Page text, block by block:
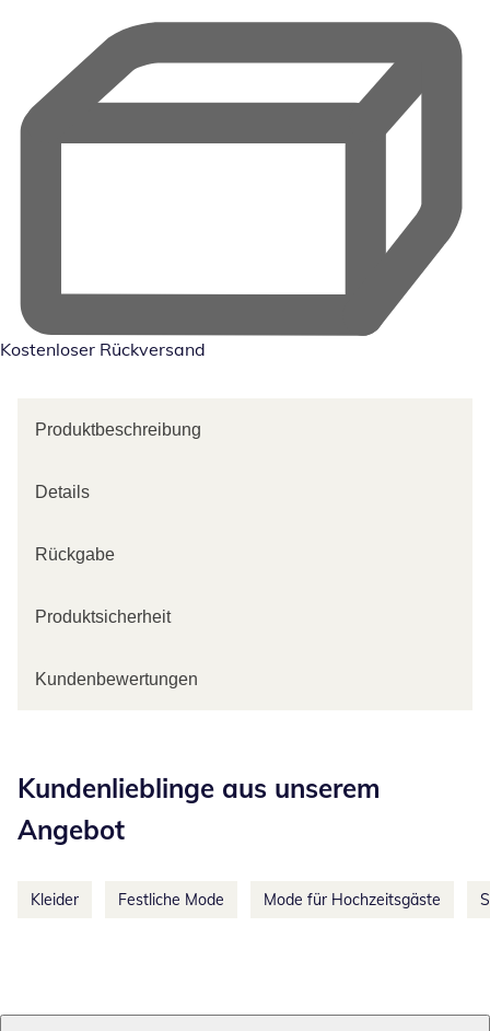
Kostenloser Rückversand
Produktbeschreibung
Details
Rückgabe
Produktsicherheit
Kundenbewertungen
Kundenlieblinge aus unserem
Angebot
Kleider Festliche Mode Mode für Hochzeitsgäste